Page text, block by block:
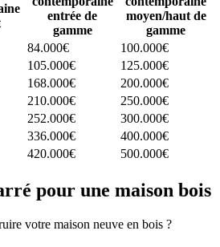
entrée de
gamme
moyen/haut de
gamme
84.000€
100.000€
105.000€
125.000€
168.000€
200.000€
210.000€
250.000€
252.000€
300.000€
336.000€
400.000€
420.000€ 500.000€
pour une maison bois
votre maison neuve en bois ?